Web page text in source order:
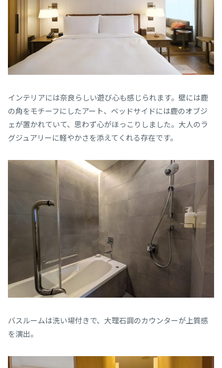
インテリアには奈良らしい遊び心も感じられます。壁には鹿
の角をモチーフにしたアート、ベッドサイドには鹿のオブジ
ェが置かれていて、思わず心がほっこりしました。大人のラ
グジュアリーに軽やかさを添えてくれる存在です。
バスルームは洗い場付きで、大理石調のカウンターが上質感
を演出。